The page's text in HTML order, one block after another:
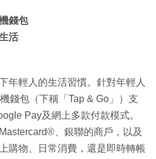
錢包
活
年輕人的生活習慣。針對年輕人
錢包（下稱「Tap & Go」）支
Pay及網上多款付款模式。
、銀聯的商戶，以及
購物、日常消費，還是即時轉帳